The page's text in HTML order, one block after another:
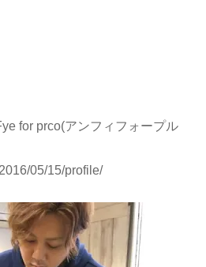
for prco(アンフィフォープル
05/15/profile/